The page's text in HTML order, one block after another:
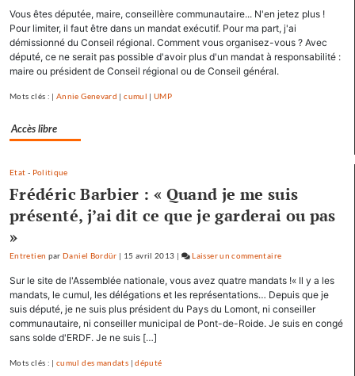
Hollande
se
ressource
Vous êtes députée, maire, conseillère communautaire... N'en jetez plus !
Pour limiter, il faut être dans un mandat exécutif. Pour ma part, j'ai
démissionné du Conseil régional. Comment vous organisez-vous ? Avec
député, ce ne serait pas possible d'avoir plus d'un mandat à responsabilité :
maire ou président de Conseil régional ou de Conseil général.
Mots clés : |Annie Genevard |cumul |UMP
Accès libre
Etat - Politique
Frédéric Barbier : « Quand je me suis
présenté, j’ai dit ce que je garderai ou pas
»
Entretien parDaniel Bordür | 15 avril 2013 | Laisser un commentaire
Hollande
se
ressource
Sur le site de l'Assemblée nationale, vous avez quatre mandats !« Il y a les
mandats, le cumul, les délégations et les représentations… Depuis que je
suis député, je ne suis plus président du Pays du Lomont, ni conseiller
communautaire, ni conseiller municipal de Pont-de-Roide. Je suis en congé
sans solde d'ERDF. Je ne suis […]
Mots clés : |cumul des mandats |député